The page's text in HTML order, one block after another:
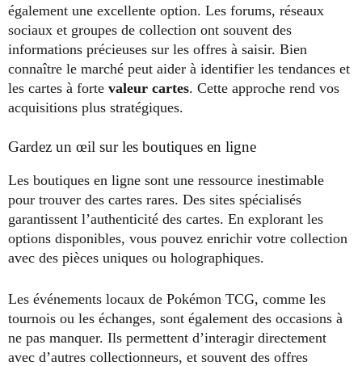
également une excellente option. Les forums, réseaux
sociaux et groupes de collection ont souvent des
informations précieuses sur les offres à saisir. Bien
connaître le marché peut aider à identifier les tendances et
les cartes à forte valeur cartes. Cette approche rend vos
acquisitions plus stratégiques.
Gardez un œil sur les boutiques en ligne
Les boutiques en ligne sont une ressource inestimable
pour trouver des cartes rares. Des sites spécialisés
garantissent l’authenticité des cartes. En explorant les
options disponibles, vous pouvez enrichir votre collection
avec des pièces uniques ou holographiques.
Les événements locaux de Pokémon TCG, comme les
tournois ou les échanges, sont également des occasions à
ne pas manquer. Ils permettent d’interagir directement
avec d’autres collectionneurs, et souvent des offres